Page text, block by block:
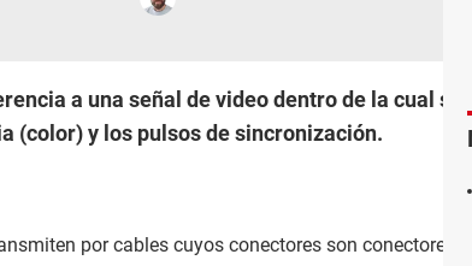
a una señal de video dentro de la cual se
(color) y los pulsos de sincronización.
por cables cuyos conectores son conectores